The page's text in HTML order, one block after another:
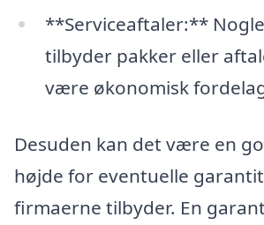
**Serviceaftaler:**
tilbyder pakker eller
være økonomisk
Desuden kan det være en
højde for eventuelle
firmaerne tilbyder. En